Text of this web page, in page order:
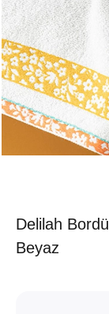
Delilah
Beyaz